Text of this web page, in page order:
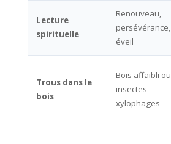
Lecture
spirituelle
Renouveau,
persévérance,
éveil
Trous dans le
bois
Bois affaibli ou
insectes
xylophages